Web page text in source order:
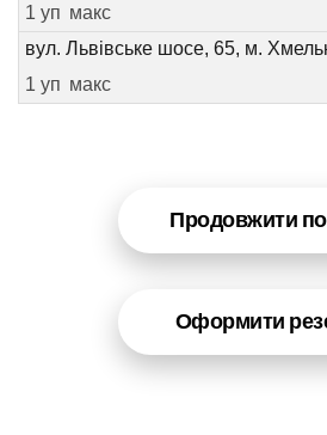
1 уп макс
вул. Львівське шосе, 65, м.
1 уп макс
Продовжити
Оформити